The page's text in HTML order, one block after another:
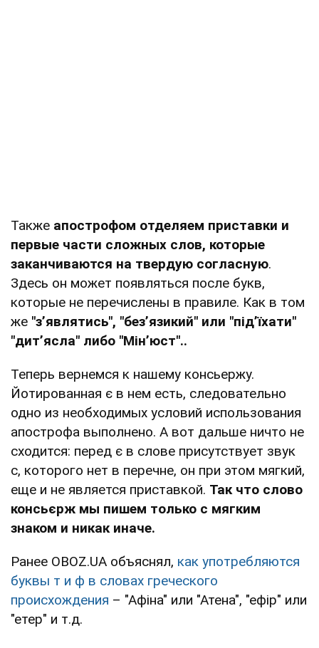
Также апострофом отделяем приставки и
первые части сложных слов, которые
заканчиваются на твердую согласную.
Здесь он может появляться после букв,
которые не перечислены в правиле. Как в том
же "з’являтись", "без’язикий" или "під’їхати"
"дит’ясла" либо "Мін’юст"..
Теперь вернемся к нашему консьержу.
Йотированная є в нем есть, следовательно
одно из необходимых условий использования
апострофа выполнено. А вот дальше ничто не
сходится: перед є в слове присутствует звук
с, которого нет в перечне, он при этом мягкий,
еще и не является приставкой. Так что слово
консьєрж мы пишем только с мягким
знаком и никак иначе.
Ранее OBOZ.UA объяснял, как употребляются
буквы т и ф в словах греческого
происхождения – "Афіна" или "Атена", "ефір" или
"етер" и т.д.